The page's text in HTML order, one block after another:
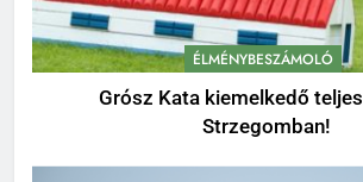
ÉLMÉNYBESZÁMOLÓ
Grósz Kata kiemelkedő
Strzegomban!